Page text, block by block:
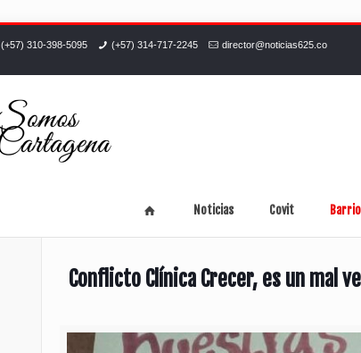
(+57) 310-398-5095 (+57) 314-717-2245 director@noticias625.co
Noticias Covit
Conflicto Clínica Crecer, es un mal